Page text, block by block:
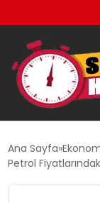
Ana Sayfa
Petrol